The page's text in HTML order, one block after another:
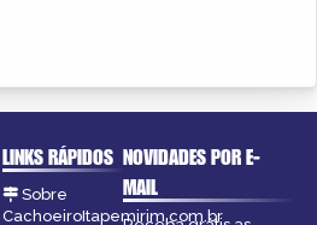
LINKS RÁPIDOS
Sobre
CachoeiroItapemirim.com.br
NOVIDADES POR E-
MAIL